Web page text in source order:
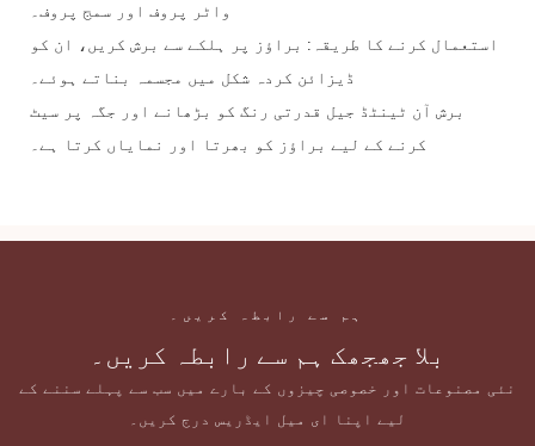
واٹر پروف اور سمج پروف۔
استعمال کرنے کا طریقہ: براؤز پر ہلکے سے برش کریں، ان کو
ڈیزائن کردہ شکل میں مجسمہ بناتے ہوئے۔
برش آن ٹینٹڈ جیل قدرتی رنگ کو بڑھانے اور جگہ پر سیٹ
کرنے کے لیے براؤز کو بھرتا اور نمایاں کرتا ہے۔
ہم سے رابطہ کریں۔
بلا جھجھک ہم سے رابطہ کریں۔
نئی مصنوعات اور خصوصی چیزوں کے بارے میں سب سے پہلے سننے کے
لیے اپنا ای میل ایڈریس درج کریں۔